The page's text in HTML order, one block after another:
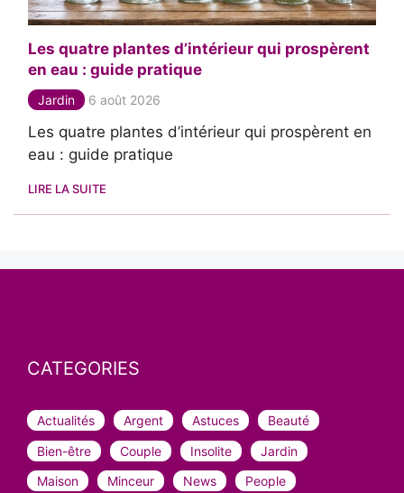
Les quatre plantes d’intérieur qui prospèrent
en eau : guide pratique
Jardin 6 août 2026
Les quatre plantes d’intérieur qui prospèrent en
eau : guide pratique
LIRE LA SUITE
CATEGORIES
Actualités Argent Astuces
Beauté
Bien-être
Couple Insolite
Jardin
Maison
Minceur News People